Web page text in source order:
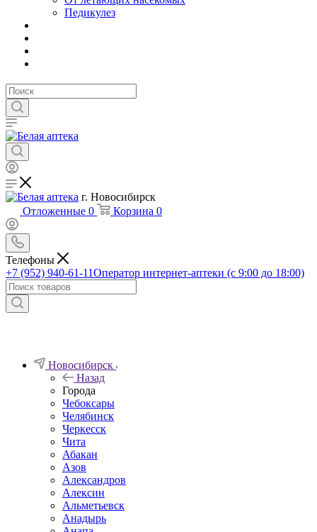
Педикулез
г. Новосибирск
Отложенные 0 Корзина 0
Телефоны
+7 (952) 940-61-11Оператор интернет-аптеки (с 9:00 до 18:00)
Новосибирск
Назад
Города
Чебоксары
Челябинск
Черкесск
Чита
Абакан
Азов
Александров
Алексин
Альметьевск
Анадырь